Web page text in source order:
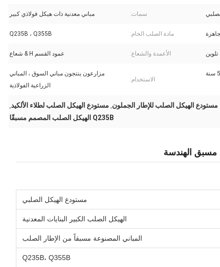
سمات: مباني معدنية ذات هيكل فولاذي كبير
مادة الصلب الخام: Q235B ، Q355B
تلوين الأعمدة والشعاع: عمود القسم H & شعاع
الاستخدام:
مزارعون ينتجون مباني السوق ، المباني
الزراعية الفولاذية
مستودع الهيكل الصلب للإطار الجملون, مستودع الهيكل الصلب لطلاء الألكيد,
Q235B الهيكل الصلب المصمم مسبقًا
مسبق الهندسة
مستودع الهيكل الصلبي
الهيكل الصلب الكبير البنايات المعدنية
المباني المصنوعة مسبقاً من الإطار الصلب
Q235B، Q355B